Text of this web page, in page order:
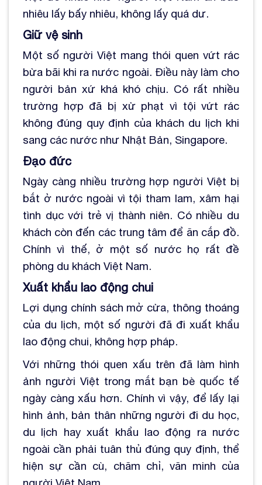
nhiêu lấy bấy nhiêu, không lấy quá dư.
Giữ vệ sinh
Một số người Việt mang thói quen vứt rác
bừa bãi khi ra nước ngoài. Điều này làm cho
người bản xứ khá khó chịu. Có rất nhiều
trường hợp đã bị xử phạt vì tội vứt rác
không đúng quy định của khách du lịch khi
sang các nước như Nhật Bản, Singapore.
Đạo đức
Ngày càng nhiều trường hợp người Việt bị
bắt ở nước ngoài vì tội tham lam, xâm hại
tình dục với trẻ vị thành niên. Có nhiều du
khách còn đến các trung tâm để ăn cắp đồ.
Chính vì thế, ở một số nước họ rất đề
phòng du khách Việt Nam.
Xuất khẩu lao động chui
Lợi dụng chính sách mở cửa, thông thoáng
của du lịch, một số người đã đi xuất khẩu
lao động chui, không hợp pháp.
Với những thói quen xấu trên đã làm hình
ảnh người Việt trong mắt bạn bè quốc tế
ngày càng xấu hơn. Chính vì vậy, để lấy lại
hình ảnh, bản thân những người đi du học,
du lịch hay xuất khẩu lao động ra nước
ngoài cần phải tuân thủ đúng quy định, thể
hiện sự cần cù, chăm chỉ, văn minh của